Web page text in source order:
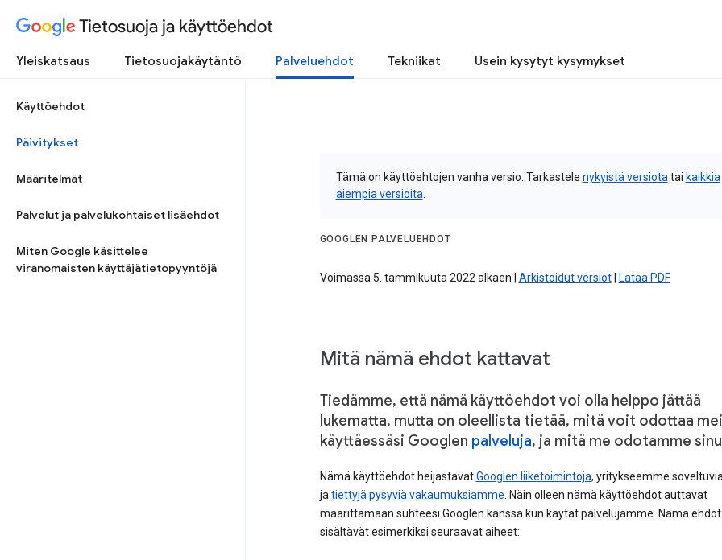
Tietosuoja ja käyttöehdot
Yleiskatsaus Tietosuojakäytäntö Palveluehdot Tekniikat Usein kysytyt kysymykset
Käyttöehdot
Päivitykset
Määritelmät
Palvelut ja palvelukohtaiset lisäehdot
Miten Google käsittelee
viranomaisten käyttäjätietopyyntöjä
Tämä on käyttöehtojen vanha versio. Tarkastele nykyistä versiota tai kaikkia
aiempia versioita
GOOGLEN PALVELUEHDOT
Voimassa 5. tammikuuta 2022 alkaen | Arkistoidut versiot| Lataa PDF
Mitä nämä ehdot kattavat
Tiedämme, että nämä käyttöehdot voi olla helppo jättää
lukematta, mutta on oleellista tietää, mitä voit odottaa
käyttäessäsi Googlen palveluja, ja mitä me odotamme
Nämä käyttöehdot heijastavatGooglen liiketoimintoja, yritykseemme
jatiettyjä pysyviä vakaumuksiamme. Näin olleen nämä käyttöehdot auttavat
määrittämään suhteesi Googlen kanssa kun käytät palvelujamme. Nämä ehdot
sisältävät esimerkiksi seuraavat aiheet: